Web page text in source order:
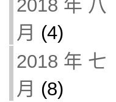
2018 年 八
月 (4)
2018 年 七
月 (8)